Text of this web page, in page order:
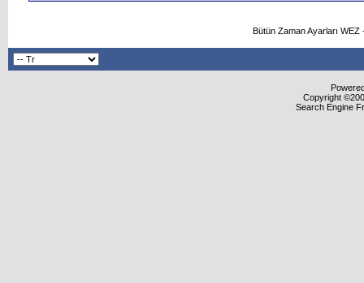
Bütün Zaman Ayarları
Copyright
Search Engine